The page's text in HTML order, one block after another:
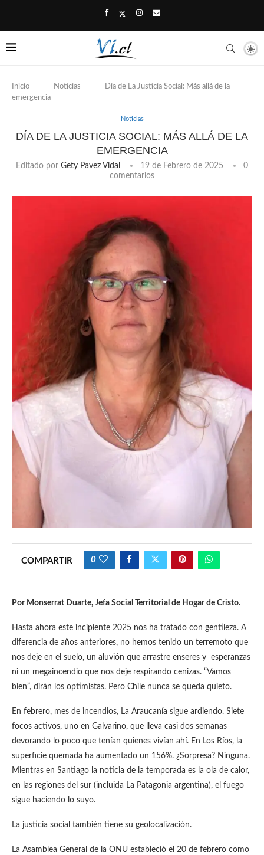
Inicio - Noticias -
Día de La Justicia Social: Más allá de la
emergencia
Noticias
DÍA DE LA JUSTICIA SOCIAL: MÁS ALLÁ DE LA
EMERGENCIA
Editado por Gety Pavez Vidal 19 de Febrero de 2025
0
comentarios
COMPARTIR 0
Por Monserrat Duarte, Jefa Social Territorial de Hogar de Cristo.
Hasta ahora este incipiente 2025 nos ha tratado con gentileza. A
diferencia de años anteriores, no hemos tenido un terremoto que
nos deje en el suelo, un aluvión que arrastre enseres y esperanzas
ni un megaincendio que nos deje respirando cenizas. “Vamos
bien”, dirán los optimistas. Pero Chile nunca se queda quieto.
En febrero, mes de incendios, La Araucanía sigue ardiendo. Siete
focos activos, uno en Galvarino, que lleva casi dos semanas
devorando lo poco que tenían quienes vivían ahí. En Los Ríos, la
superficie quemada ha aumentado un 156%. ¿Sorpresa? Ninguna.
Mientras en Santiago la noticia de la temporada es la ola de calor,
en las regiones del sur (incluida La Patagonia argentina), el fuego
sigue haciendo lo suyo.
La justicia social también tiene su geolocalización.
La Asamblea General de la ONU estableció el 20 de febrero como